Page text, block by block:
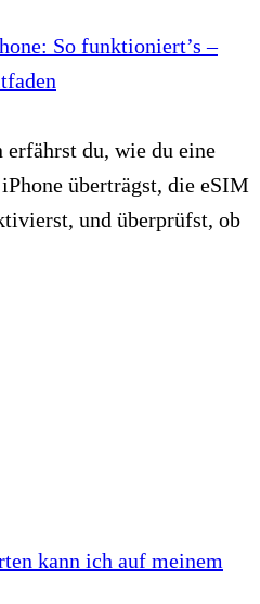
So funktioniert’s –
du, wie du eine
überträgst, die eSIM
und überprüfst, ob
kann ich auf meinem